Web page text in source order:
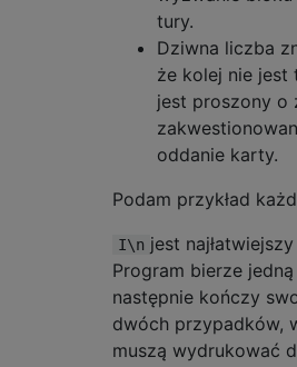
tury.
Dziwna liczba
że kolej nie jest
jest proszony o
oddanie karty.
Podam przykład
I\n jest
Program bierze
następnie kończy
dwóch przypadków,
muszą wydrukować